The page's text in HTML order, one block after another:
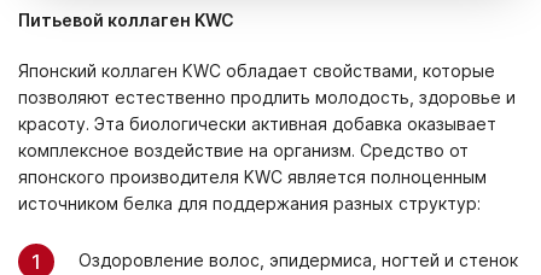
Питьевой коллаген KWC
Японский коллаген KWC обладает свойствами, которые
позволяют естественно продлить молодость, здоровье и
красоту. Эта биологически активная добавка оказывает
комплексное воздействие на организм. Средство от
японского производителя KWC является полноценным
источником белка для поддержания разных структур:
Оздоровление волос, эпидермиса, ногтей и стенок